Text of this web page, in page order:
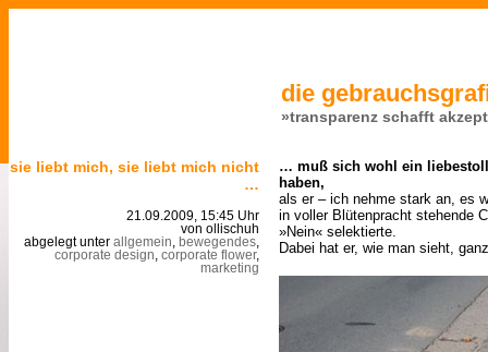
die
»transparenz schafft
sie liebt mich, sie liebt mich nicht
…
21.09.2009, 15:45 Uhr
von ollischuh
abgelegt unter allgemein bewegendes
corporate design corporate flower,
marketing
… muß sich wohl ein
haben,
als er – ich nehme stark an, es
in voller Blütenpracht stehende
»Nein« selektierte.
Dabei hat er, wie man sieht,